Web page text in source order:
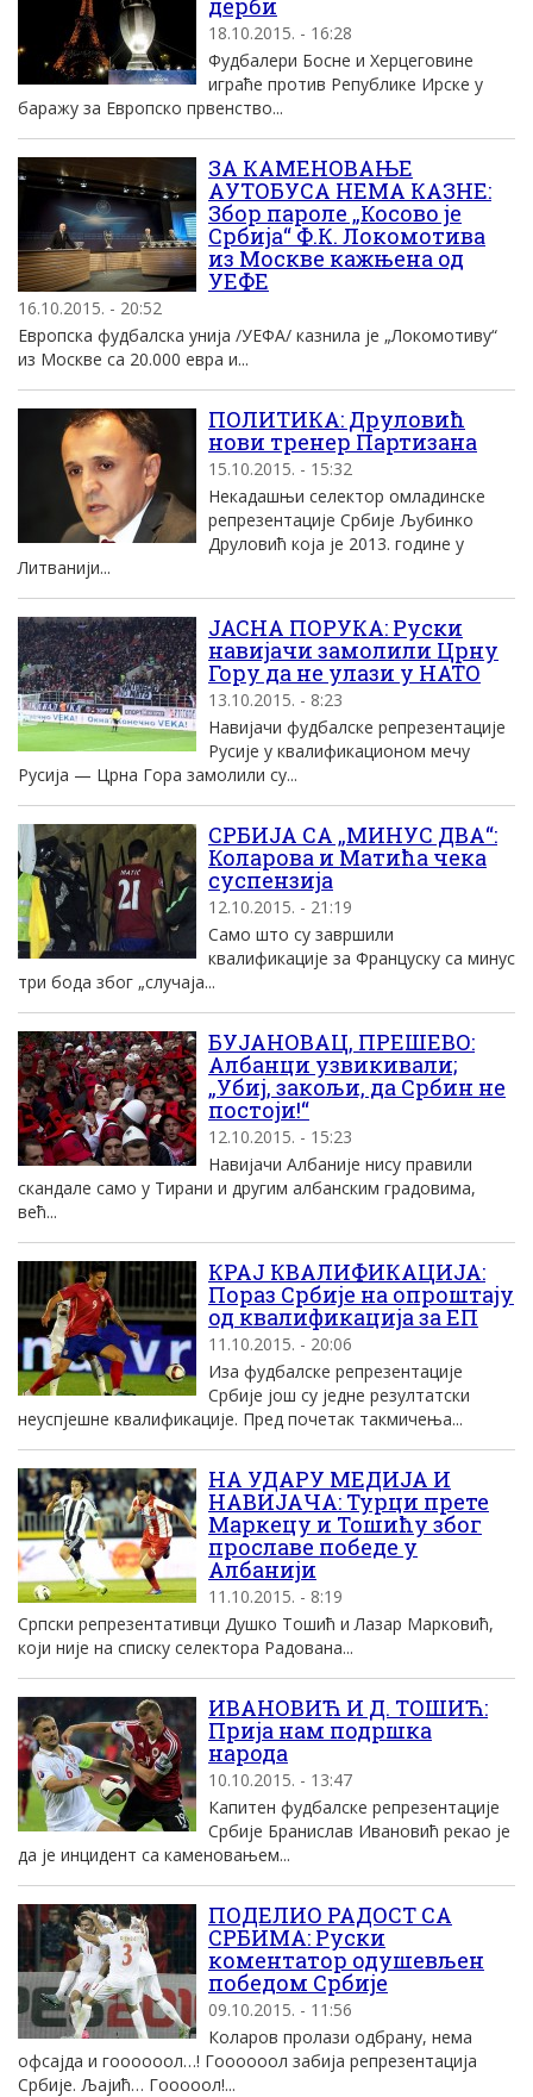
дерби
18.10.2015. - 16:28
Фудбалери Босне и Херцеговине
играће против Републике Ирске у
баражу за Европско првенство...
ЗА КАМЕНОВАЊЕ
АУТОБУСА НЕМА КАЗНЕ:
Збор пароле „Косово је
Србија“ Ф.К. Локомотива
из Москве кажњена од
УЕФЕ
16.10.2015. - 20:52
Европска фудбалска унија /УЕФА/ казнила је „Локомотиву“
из Москве са 20.000 евра и...
ПОЛИТИКА: Друловић
нови тренер Партизана
15.10.2015. - 15:32
Некадашњи селектор омладинске
репрезентације Србије Љубинко
Друловић која је 2013. године у
Литванији...
ЈАСНА ПОРУКА: Руски
навијачи замолили Црну
Гору да не улази у НАТО
13.10.2015. - 8:23
Навијачи фудбалске репрезентације
Русије у квалификационом мечу
Русија — Црна Гора замолили су...
СРБИЈА СА „МИНУС ДВА“:
Коларова и Матића чека
суспензија
12.10.2015. - 21:19
Само што су завршили
квалификације за Француску са минус
три бода због „случаја...
БУЈАНОВАЦ, ПРЕШЕВО:
Албанци узвикивали;
„Убиј, закољи, да Србин не
постоји!“
12.10.2015. - 15:23
Навијачи Албаније нису правили
скандале само у Тирани и другим албанским градовима,
већ...
КРАЈ КВАЛИФИКАЦИЈА:
Пораз Србије на опроштају
од квалификација за ЕП
11.10.2015. - 20:06
Иза фудбалске репрезентације
Србије још су једне резултатски
неуспјешне квалификације. Пред почетак такмичења...
НА УДАРУ МЕДИЈА И
НАВИЈАЧА: Турци прете
Маркецу и Тошићу због
прославе победе у
Албанији
11.10.2015. - 8:19
Српски репрезентативци Душко Тошић и Лазар Марковић,
који није на списку селектора Радована...
ИВАНОВИЋ И Д. ТОШИЋ:
Прија нам подршка
народа
10.10.2015. - 13:47
Капитен фудбалске репрезентације
Србије Бранислав Ивановић рекао је
да је инцидент са каменовањем...
ПОДЕЛИО РАДОСТ СА
СРБИМА: Руски
коментатор одушевљен
победом Србије
09.10.2015. - 11:56
Коларов пролази одбрану, нема
офсајда и гоооооол…! Гоооооол забија репрезентација
Србије. Љајић… Гооооол!...